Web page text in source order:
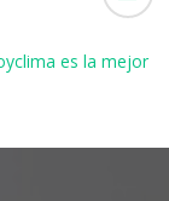
es la mejor